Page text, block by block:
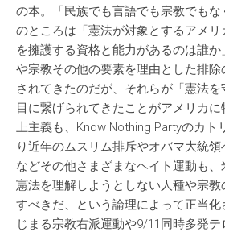
の本。「民族でも言語でも宗教でも
のところは「憲法が対象とするアメ
を擁護する資格と能力があるのは誰
や宗教その他の要素を理由とした排
されてきたのだが、それらが「憲法
目に繋げられてきたことがアメリカに
上主義も、Know Nothing Partyのカト
り近年のムスリム排斥やオバマ大統
などその他さまざまなヘイト運動も
憲法を理解しようとしない人種や宗
すべきだ、という論理によって正当
じまる宗教右派運動や9/11同時多発テ